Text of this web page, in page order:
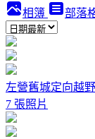
相簿 部落
左營舊城定向越野
7 張照片